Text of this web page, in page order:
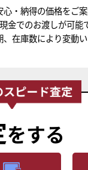
・納得の価格をご案
金でのお渡しが可能
在庫数により変動い
をする